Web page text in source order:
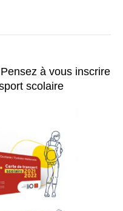
à vous inscrire
scolaire